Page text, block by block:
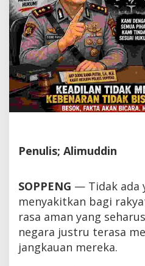
Penulis; Alimuddin
SOPPENG — Tidak ada
menyakitkan bagi
rasa aman yang
negara justru terasa
jangkauan mereka.